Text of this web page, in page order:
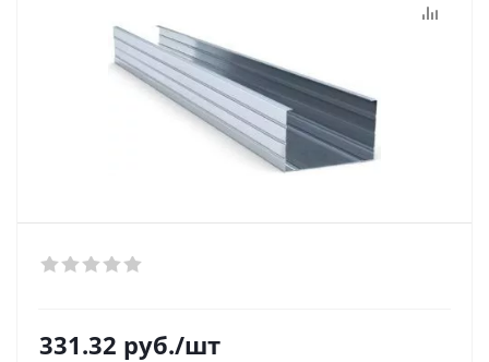
331.32 руб./шт